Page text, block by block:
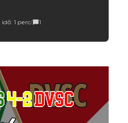
idő: 1 perc/ 1